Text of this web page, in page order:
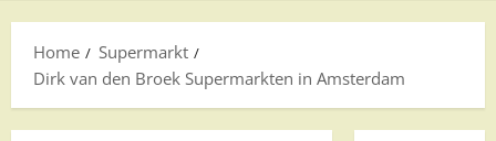
Home
Supermarkt
Dirk van den Broek Supermarkten in Amsterdam